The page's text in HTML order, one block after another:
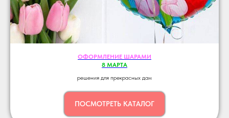
ОФОРМЛЕНИЕ ШАРАМИ
8 МАРТА
решения для прекрасных дам
ПОСМОТРЕТЬ КАТАЛОГ